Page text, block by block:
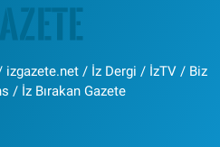
izgazete.net / İz Dergi / İzTV / Biz
/ İz Bırakan Gazete